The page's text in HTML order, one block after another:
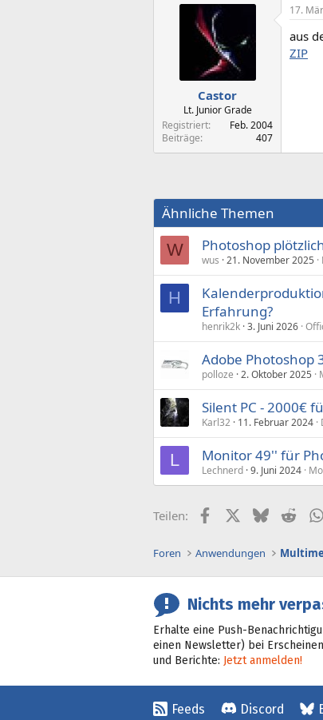
Castor
Lt. Junior Grade
Registriert
Feb. 2004
Beiträge
407
17.
aus
ZIP
Ähnliche Themen
W Photoshop
wus 21. November 2025
H
Erfahrung?
henrik2k 3. Juni 2026
Adobe Photoshop
polloze 2. Oktober 2025
Silent PC - 2000€
Karl32 11. Februar 2024
L Monitor 49'' für
Lechnerd 9. Juni 2024
Teilen: FacebookX (Twitter)
BlueskyReddit
Foren Anwendungen
Nichts mehr
Erhalte eine Push-
einen Newsletter) bei
und Berichte: Jetzt anmelden!
Feeds Discord